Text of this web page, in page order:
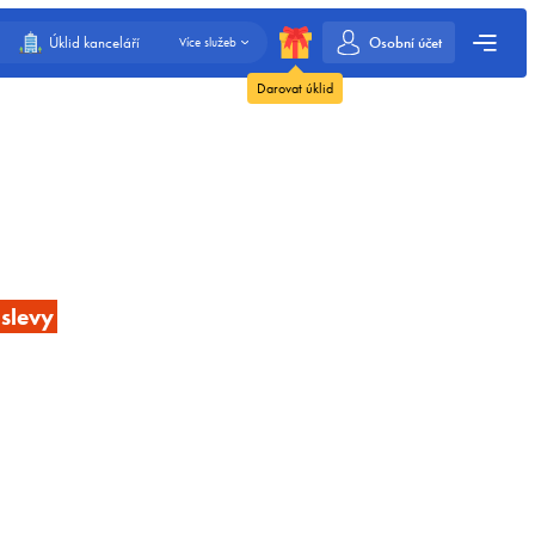
Úklid kanceláří Více služeb
Darovat úklid
Osobní účet